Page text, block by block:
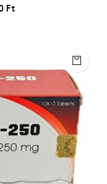
Ft